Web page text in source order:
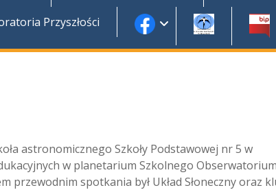
Przyszłości
astronomicznego Szkoły Podstawowej nr 5 w
w planetarium Szkolnego
przewodnim spotkania był Układ Słoneczny oraz